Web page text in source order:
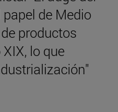
de Medio
productos
lo que